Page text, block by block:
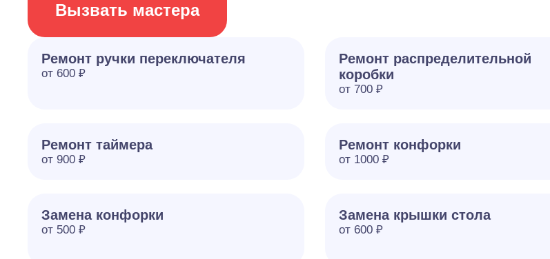
Вызвать мастера
Ремонт ручки переключателя
от 600 ₽
Ремонт распределительной
коробки
от 700 ₽
Ремонт таймера
от 900 ₽
Ремонт конфорки
от 1000 ₽
Замена конфорки
от 500 ₽
Замена крышки стола
от 600 ₽